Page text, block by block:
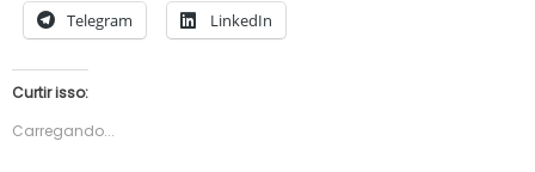
Telegram LinkedIn
Curtir isso:
Carregando...